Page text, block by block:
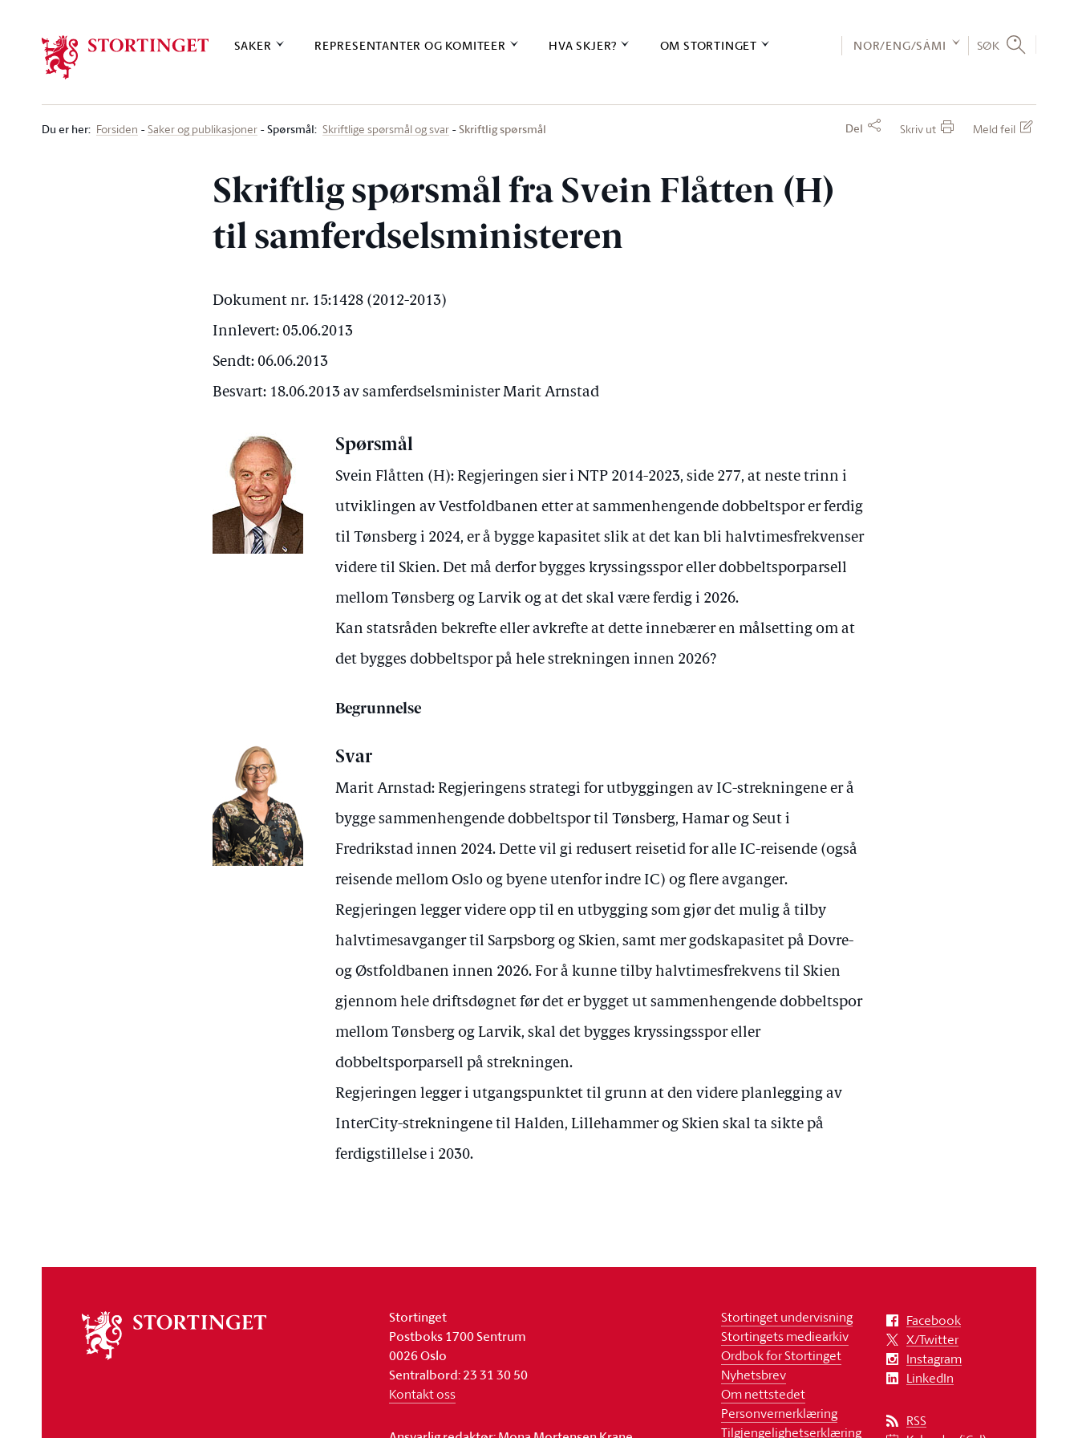
SAKER REPRESENTANTER OG KOMITEER HVA SKJER? OM STORTINGET NOR/ENG/SÁMI SØK
Du er her: Forsiden Saker og publikasjoner Spørsmål: Skriftlige spørsmål og svar Skriftlig spørsmål Del Skriv ut Meld feil
Skriftlig spørsmål fra Svein Flåtten (H)
til samferdselsministeren
Dokument nr. 15:1428 (2012-2013)
Innlevert: 05.06.2013
Sendt: 06.06.2013
Besvart: 18.06.2013 av samferdselsminister Marit Arnstad
Spørsmål
Svein Flåtten (H): Regjeringen sier i NTP 2014-2023, side 277, at neste trinn i
utviklingen av Vestfoldbanen etter at sammenhengende dobbeltspor er ferdig
til Tønsberg i 2024, er å bygge kapasitet slik at det kan bli halvtimesfrekvenser
videre til Skien. Det må derfor bygges kryssingsspor eller dobbeltsporparsell
mellom Tønsberg og Larvik og at det skal være ferdig i 2026.
Kan statsråden bekrefte eller avkrefte at dette innebærer en målsetting om at
det bygges dobbeltspor på hele strekningen innen 2026?
Begrunnelse
Svar
Marit Arnstad: Regjeringens strategi for utbyggingen av IC-strekningene er å
bygge sammenhengende dobbeltspor til Tønsberg, Hamar og Seut i
Fredrikstad innen 2024. Dette vil gi redusert reisetid for alle IC-reisende (også
reisende mellom Oslo og byene utenfor indre IC) og flere avganger.
Regjeringen legger videre opp til en utbygging som gjør det mulig å tilby
halvtimesavganger til Sarpsborg og Skien, samt mer godskapasitet på Dovre-
og Østfoldbanen innen 2026. For å kunne tilby halvtimesfrekvens til Skien
gjennom hele driftsdøgnet før det er bygget ut sammenhengende dobbeltspor
mellom Tønsberg og Larvik, skal det bygges kryssingsspor eller
dobbeltsporparsell på strekningen.
Regjeringen legger i utgangspunktet til grunn at den videre planlegging av
InterCity-strekningene til Halden, Lillehammer og Skien skal ta sikte på
ferdigstillelse i 2030.
stortinget
Stortinget
Postboks 1700 Sentrum
0026 Oslo
Sentralbord: 23 31 30 50
Kontakt oss
Stortinget undervisning
Stortingets mediearkiv
Ordbok for Stortinget
Nyhetsbrev
Om nettstedet
Personvernerklæring
Tilgjengelighetserklæring
Facebook
X/Twitter
Instagram
LinkedIn
RSS